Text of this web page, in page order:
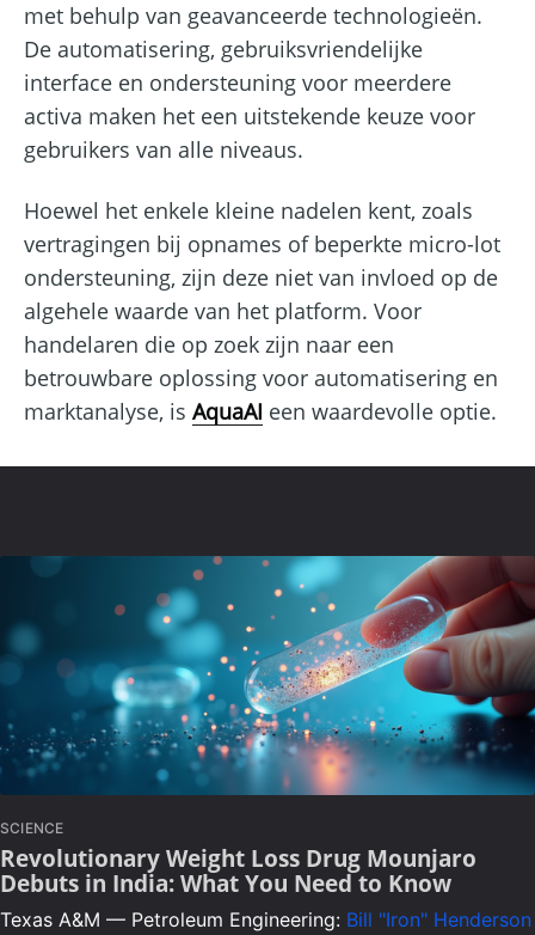
met behulp van geavanceerde technologieën.
De automatisering, gebruiksvriendelijke
interface en ondersteuning voor meerdere
activa maken het een uitstekende keuze voor
gebruikers van alle niveaus.
Hoewel het enkele kleine nadelen kent, zoals
vertragingen bij opnames of beperkte micro-lot
ondersteuning, zijn deze niet van invloed op de
algehele waarde van het platform. Voor
handelaren die op zoek zijn naar een
betrouwbare oplossing voor automatisering en
marktanalyse, is AquaAI een waardevolle optie.
SCIENCE
Revolutionary Weight Loss Drug Mounjaro
Debuts in India: What You Need to Know
Texas A&M — Petroleum Engineering: Bill "Iron" Henderson